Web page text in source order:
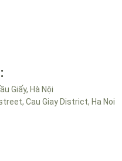
Giấy, Hà Nội
Cau Giay District, Ha Noi